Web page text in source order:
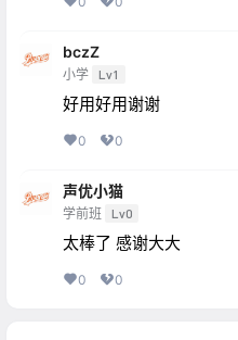
bczZ
小学 Lv1
好用好用谢谢
0 0
声优小猫
学前班 Lv0
太棒了 感谢大大
0 0